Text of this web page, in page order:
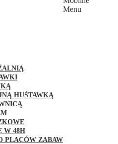
HUŚTAWKĄ
W 48H
PLACÓW ZABAW
Menu